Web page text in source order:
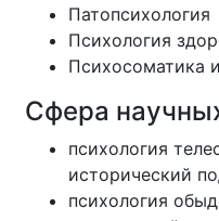
Патопсихология
Психология
Психосоматика
Сфера
психология
исторический
психология